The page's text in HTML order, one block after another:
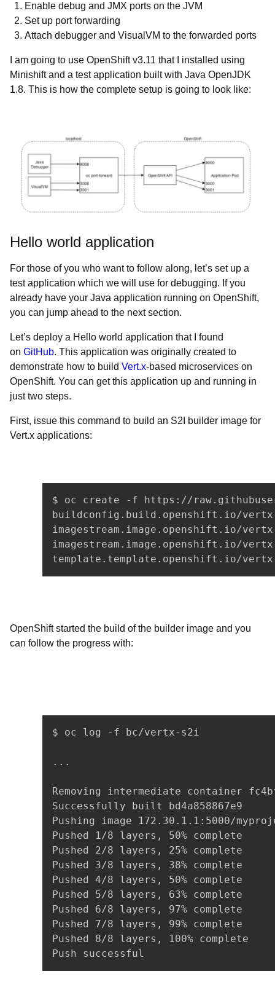
Enable debug and JMX ports on the JVM
Set up port forwarding
Attach debugger and VisualVM to the forwarded ports
I am going to use OpenShift v3.11 that I installed using
Minishift and a test application built with Java OpenJDK
1.8. This is how the complete setup is going to look like:
Hello world application
For those of you who want to follow along, let’s set up a
test application which we will use for debugging. If you
already have your Java application running on OpenShift,
you can jump ahead to the next section.
Let’s deploy a Hello world application that I found
on GitHub. This application was originally created to
demonstrate how to build Vert.x-based microservices on
OpenShift. You can get this application up and running in
just two steps.
First, issue this command to build an S2I builder image for
Vert.x applications:
$ oc create -f https://
buildconfig.build.openshift.io/
imagestream.image.openshift.io/
imagestream.image.openshift.io/
OpenShift started the build of the builder image and you
can follow the progress with:
$ oc log -f bc/vertx-s2i
...
Removing intermediate container
Successfully built bd4a858867e9
Pushing image 172.30.1.1:5000/
Pushed 1/8 layers, 50% complete
Pushed 2/8 layers, 25% complete
Pushed 3/8 layers, 38% complete
Pushed 4/8 layers, 50% complete
Pushed 5/8 layers, 63% complete
Pushed 6/8 layers, 97% complete
Pushed 7/8 layers, 99% complete
Pushed 8/8 layers, 100% complete